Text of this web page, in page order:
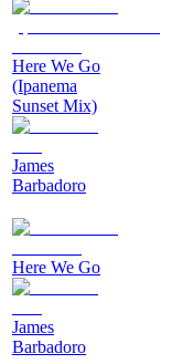
Here We Go
(Ipanema
Sunset Mix)
James
Barbadoro
Here We Go
James
Barbadoro